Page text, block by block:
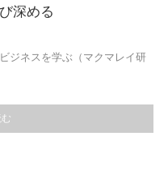
深める
ジネスを学ぶ（マクマレイ研